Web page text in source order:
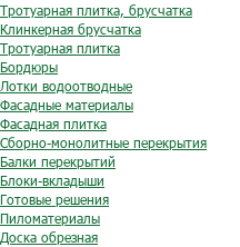
Тротуарная плитка, брусчатка
Клинкерная брусчатка
Тротуарная плитка
Бордюры
Лотки водоотводные
Фасадные материалы
Фасадная плитка
Сборно-монолитные перекрытия
Балки перекрытий
Блоки-вкладыши
Готовые решения
Пиломатериалы
Доска обрезная